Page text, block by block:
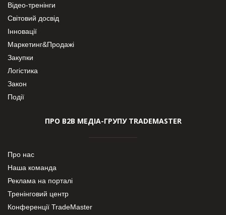
Відео-тренінги
Світовий досвід
Інновації
Маркетинг&Продажі
Закупки
Логістика
Закон
Події
ПРО В2В МЕДІА-ГРУПУ TRADEMASTER
Про нас
Наша команда
Реклама на порталі
Тренінговий центр
Конференції TradeMaster